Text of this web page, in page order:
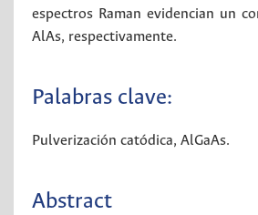
espectros Raman evidencian un
AlAs, respectivamente.
Palabras clave:
Pulverización catódica, AlGaAs.
Abstract